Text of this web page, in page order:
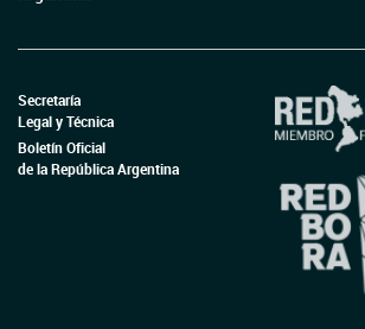
Secretaría
Legal y Técnica
Boletín Oficial
de la República Argentina